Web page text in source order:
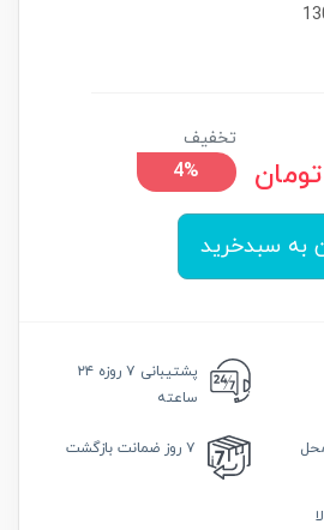
تومان
تخفیف
4%
به سبدخرید
پشتیبانی
۷ روزه ۲۴
ساعته
۷ روز ضمانت بازگشت